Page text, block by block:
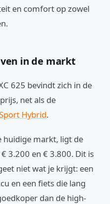
en comfort op zowel
in de markt
625 bevindt zich in de
net als de
Hybrid.
huidige markt, ligt de
3.200 en € 3.800. Dit is
niet wat je krijgt: een
en een fiets die lang
dan de high-